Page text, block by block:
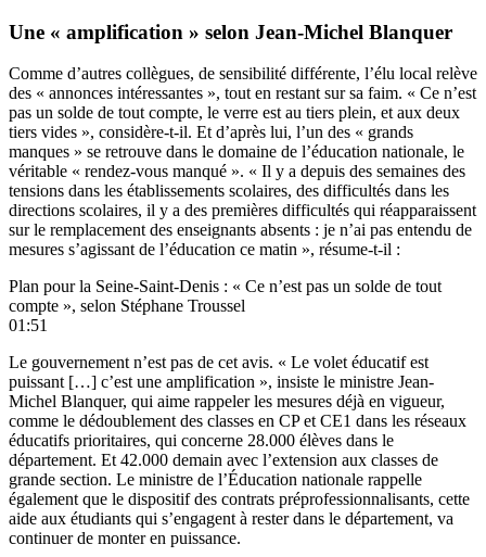
Une « amplification » selon Jean-Michel Blanquer
Comme d’autres collègues, de sensibilité différente, l’élu local relève
des « annonces intéressantes », tout en restant sur sa faim. « Ce n’est
pas un solde de tout compte, le verre est au tiers plein, et aux deux
tiers vides », considère-t-il. Et d’après lui, l’un des « grands
manques » se retrouve dans le domaine de l’éducation nationale, le
véritable « rendez-vous manqué ». « Il y a depuis des semaines des
tensions dans les établissements scolaires, des difficultés dans les
directions scolaires, il y a des premières difficultés qui réapparaissent
sur le remplacement des enseignants absents : je n’ai pas entendu de
mesures s’agissant de l’éducation ce matin », résume-t-il :
Plan pour la Seine-Saint-Denis : « Ce n’est pas un solde de tout
compte », selon Stéphane Troussel
01:51
Le gouvernement n’est pas de cet avis. « Le volet éducatif est
puissant […] c’est une amplification », insiste le ministre Jean-
Michel Blanquer, qui aime rappeler les mesures déjà en vigueur,
comme le dédoublement des classes en CP et CE1 dans les réseaux
éducatifs prioritaires, qui concerne 28.000 élèves dans le
département. Et 42.000 demain avec l’extension aux classes de
grande section. Le ministre de l’Éducation nationale rappelle
également que le dispositif des contrats préprofessionnalisants, cette
aide aux étudiants qui s’engagent à rester dans le département, va
continuer de monter en puissance.